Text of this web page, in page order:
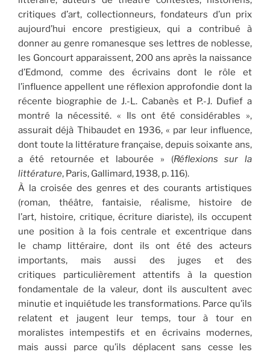
critiques d’art, collectionneurs, fondateurs d’un prix
aujourd’hui encore prestigieux, qui a contribué à
donner au genre romanesque ses lettres de noblesse,
les Goncourt apparaissent, 200 ans après la naissance
d’Edmond, comme des écrivains dont le rôle et
l’influence appellent une réflexion approfondie dont la
récente biographie de J.-L. Cabanès et P.-J. Dufief a
montré la nécessité. « Ils ont été considérables »,
assurait déjà Thibaudet en 1936, « par leur influence,
dont toute la littérature française, depuis soixante ans,
a été retournée et labourée » (Réflexions sur la
littérature, Paris, Gallimard, 1938, p. 116).
À la croisée des genres et des courants artistiques
(roman, théâtre, fantaisie, réalisme, histoire de
l’art, histoire, critique, écriture diariste), ils occupent
une position à la fois centrale et excentrique dans
le champ littéraire, dont ils ont été des acteurs
importants, mais aussi des juges et des
critiques particulièrement attentifs à la question
fondamentale de la valeur, dont ils auscultent avec
minutie et inquiétude les transformations. Parce qu’ils
relatent et jaugent leur temps, tour à tour en
moralistes intempestifs et en écrivains modernes,
mais aussi parce qu’ils déplacent sans cesse les